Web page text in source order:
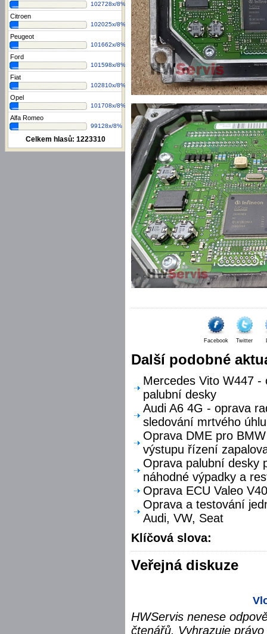
102728x/8%
Citroen
102025x/8%
Peugeot
101662x/8%
Ford
101598x/8%
Fiat
102810x/8%
Opel
101708x/8%
Alfa Romeo
99128x/8%
Celkem hlasů: 1223310
Facebook Twitter
Další podobné
Mercedes Vito W447
palubní desky
Audi A6 4G - oprava
sledování mrtvého úhlu
Oprava DME pro
výstupu řízení
Oprava palubní desky
náhodné výpadky a
Oprava ECU Valeo
Oprava a testování
Audi, VW, Seat
Klíčová slova:
Veřejná diskuze
HWServis nenese
čtenářů. Vyhrazuje